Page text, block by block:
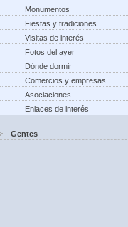
Monumentos
Fiestas y tradiciones
Visitas de interés
Fotos del ayer
Dónde dormir
Comercios y empresas
Asociaciones
Enlaces de interés
Gentes